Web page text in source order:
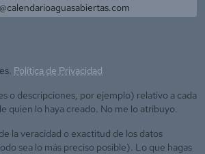
Política de Privacidad
o descripciones, por ejemplo) relativo a cada
quien lo haya creado. No me lo atribuyo.
la veracidad o exactitud de los datos
sea lo más preciso posible). Lo que hagas